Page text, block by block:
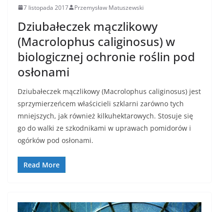
7 listopada 2017 Przemysław Matuszewski
Dziubałeczek mączlikowy
(Macrolophus caliginosus) w
biologicznej ochronie roślin pod
osłonami
Dziubałeczek mączlikowy (Macrolophus caliginosus) jest
sprzymierzeńcem właścicieli szklarni zarówno tych
mniejszych, jak również kilkuhektarowych. Stosuje się
go do walki ze szkodnikami w uprawach pomidorów i
ogórków pod osłonami.
Read More